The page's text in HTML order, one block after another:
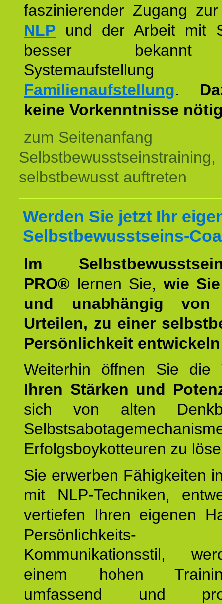
faszinierender Zugang
NLP und der Arbeit mit
besser
Familienaufstellung.
keine Vorkenntnisse
zum Seitenanfang
Selbstbewusstseinstraining,
selbstbewusst auftreten
Werden Sie jetzt Ihr
Selbstbewusstseins-
Im
PRO® lernen Sie, wie
und unabhängig von
Urteilen, zu einer
Persönlichkeit
Weiterhin öffnen Sie
Ihren Stärken und
sich von alten
Erfolgsboykotteuren zu
Sie erwerben Fähigkeiten
mit NLP-Techniken,
vertiefen Ihren eigenen
Kommunikationsstil,
einem hohen
umfassend und